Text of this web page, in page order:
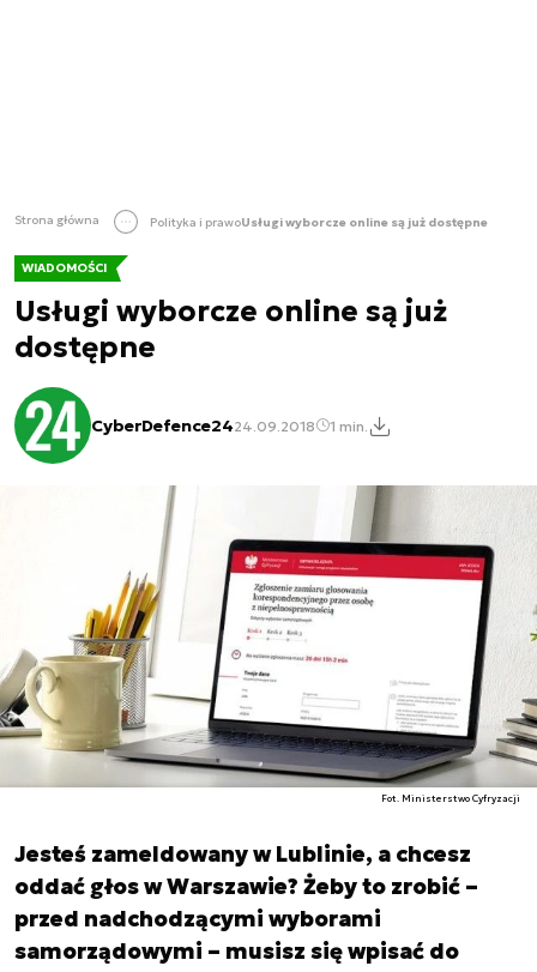
Strona główna Polityka i prawoUsługi wyborcze online są już dostępne
WIADOMOŚCI
Usługi wyborcze online są już
dostępne
CyberDefence2424.09.2018 1 min.
Fot. Ministerstwo Cyfryzacji
Jesteś zameldowany w Lublinie, a chcesz
oddać głos w Warszawie? Żeby to zrobić –
przed nadchodzącymi wyborami
samorządowymi – musisz się wpisać do